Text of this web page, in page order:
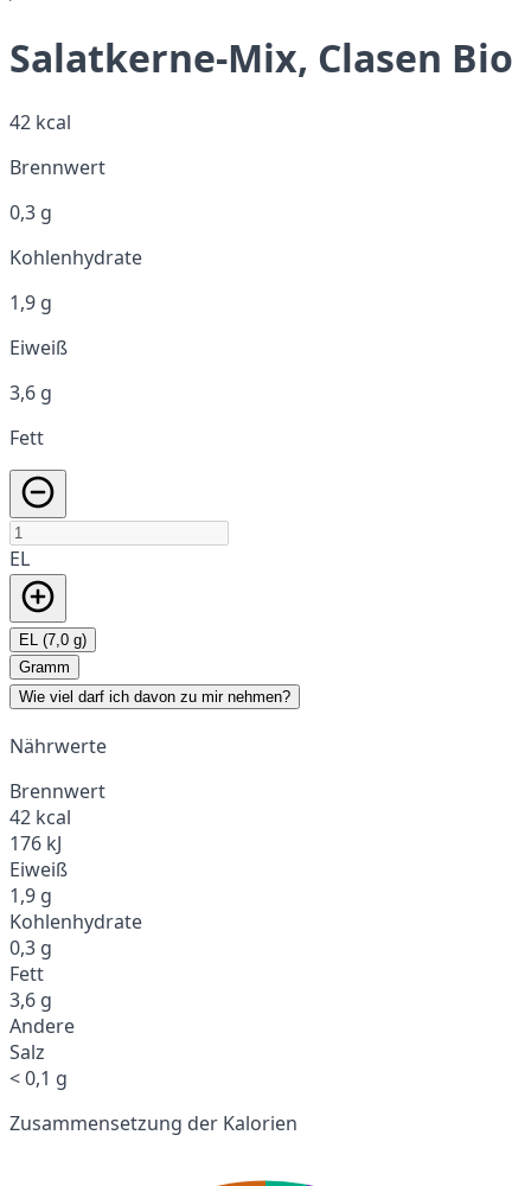
Salatkerne-Mix, Clasen Bio
42 kcal
Brennwert
0,3 g
Kohlenhydrate
1,9 g
Eiweiß
3,6 g
Fett
EL
EL (7,0 g)
Gramm
Wie viel darf ich davon zu mir nehmen?
Nährwerte
Brennwert
42 kcal
176 kJ
Eiweiß
1,9 g
Kohlenhydrate
0,3 g
Fett
3,6 g
Andere
Salz
< 0,1 g
Zusammensetzung der Kalorien